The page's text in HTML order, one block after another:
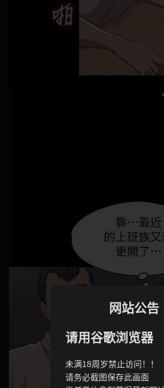
网站公告
请用谷歌浏览器
未满18周岁禁止访问！！
请务必截图保存此画面